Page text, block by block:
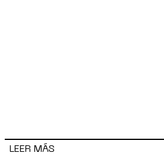
LEER MÁS